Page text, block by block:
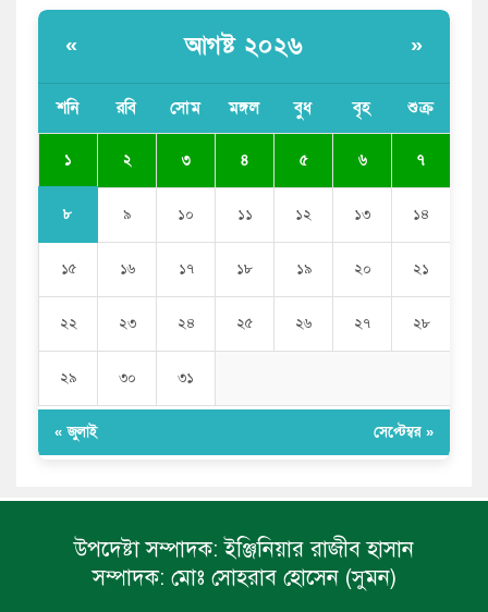
যে ডকুমেন্টারিতে আবু সাঈদের ছবি নেই, সেটা কোনো
« আগষ্ট ২০২৬ »
শনি রবি সোম মঙ্গল বুধ বৃহ শুক্র
১ ২ ৩ ৪ ৫ ৬ ৭
৮ ৯ ১০ ১১ ১২ ১৩ ১৪
১৫ ১৬ ১৭ ১৮ ১৯ ২০ ২১
২২ ২৩ ২৪ ২৫ ২৬ ২৭ ২৮
২৯ ৩০ ৩১
« জুলাই সেপ্টেম্বর »
উপদেষ্টা সম্পাদক: ইঞ্জিনিয়ার রাজীব হাসান
সম্পাদক: মোঃ সোহরাব হোসেন (সুমন)